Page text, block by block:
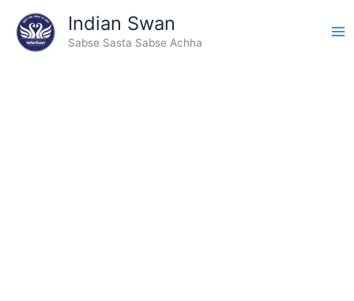
content
Indian Swan
Sabse Sasta Sabse Achha
your
email…